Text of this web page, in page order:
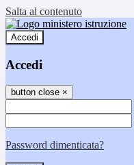
Salta al contenuto
Accedi
Accedi
button close ×
Password dimenticata?